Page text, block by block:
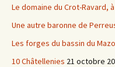
Le domaine du Crot-Ravard,
Une autre baronne de
Les forges du bassin du
10 Châtellenies 21 octobre